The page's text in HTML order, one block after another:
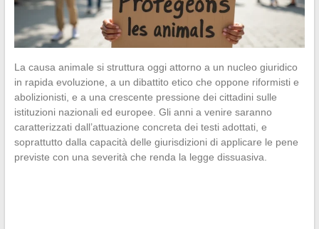
La causa animale si struttura oggi attorno a un nucleo giuridico
in rapida evoluzione, a un dibattito etico che oppone riformisti e
abolizionisti, e a una crescente pressione dei cittadini sulle
istituzioni nazionali ed europee. Gli anni a venire saranno
caratterizzati dall’attuazione concreta dei testi adottati, e
soprattutto dalla capacità delle giurisdizioni di applicare le pene
previste con una severità che renda la legge dissuasiva.